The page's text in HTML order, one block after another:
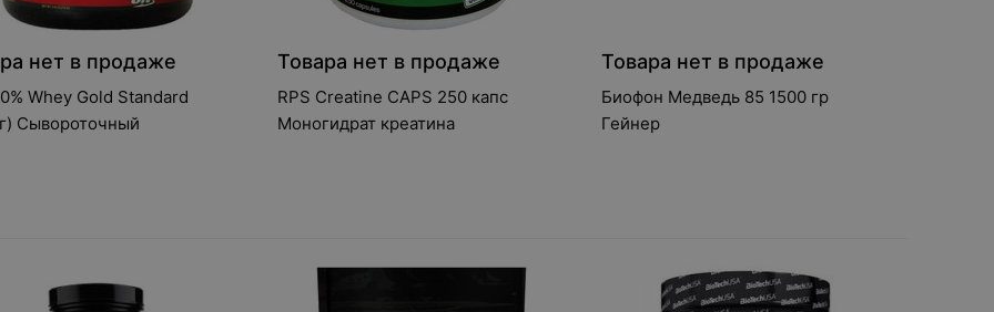
нет в продаже
Whey Gold Standard
Сывороточный
Товара нет в продаже
RPS Creatine CAPS 250 капс
Моногидрат креатина
Товара нет в продаже
Биофон Медведь 85 1500 гр
Гейнер